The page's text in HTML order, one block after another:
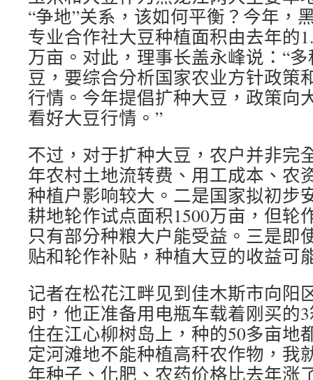
“争地”关系，该如何平衡？今年，
专业合作社大豆种植面积由去年的
万亩。对此，理事长盖永峰说：“
豆，要综合分析国家农业方针政策
行情。今年提倡扩种大豆，政策向
看好大豆行情。”
不过，对于扩种大豆，农户并非完
年农村土地流转费、用工成本、农
种植户影响较大。二是国家拟初步
耕地轮作试点面积1500万亩，但轮
只有部分种粮大户能受益。三是即
贴和轮作补贴，种植大豆的收益可
记者在松花江畔见到佳木斯市向阳
时，他正准备用电瓶车载着刚买的
住在江心柳树岛上，种的50多亩地
定河滩地不能种植高秆农作物，我
年种子、化肥、农药价格比去年涨